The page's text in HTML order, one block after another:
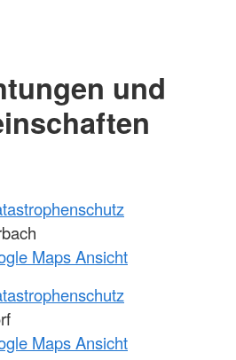
und
Maps Ansicht
Maps Ansicht